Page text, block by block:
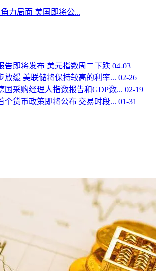
力局面 美国即将公...
告即将发布 美元指数周二下跌 04-03
放缓 美联储将保持较高的利率... 02-26
国采购经理人指数报告和GDP数... 02-19
个货币政策即将公布 交易时段... 01-31